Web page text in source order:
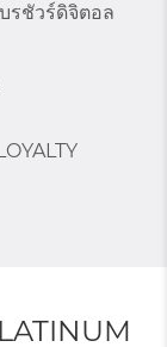
รชัวร์ดิจิตอล